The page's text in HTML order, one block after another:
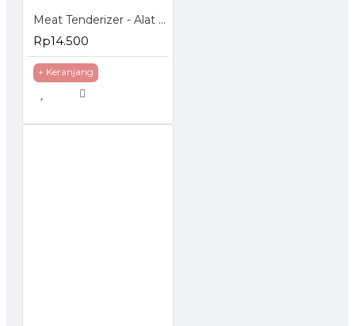
Meat Tenderizer - Alat Pelunak Daging
Rp14.500
+ Keranjang